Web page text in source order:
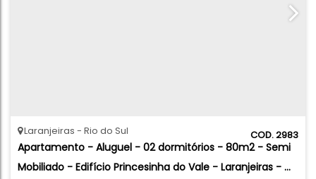
2983
Apartamento - Aluguel - 02 dormitórios - 80m2 - Semi
Mobiliado - Edifício Princesinha do Vale - Laranjeiras -
Laranjeiras Rio do Sul